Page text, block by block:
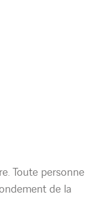
Toute personne
de la